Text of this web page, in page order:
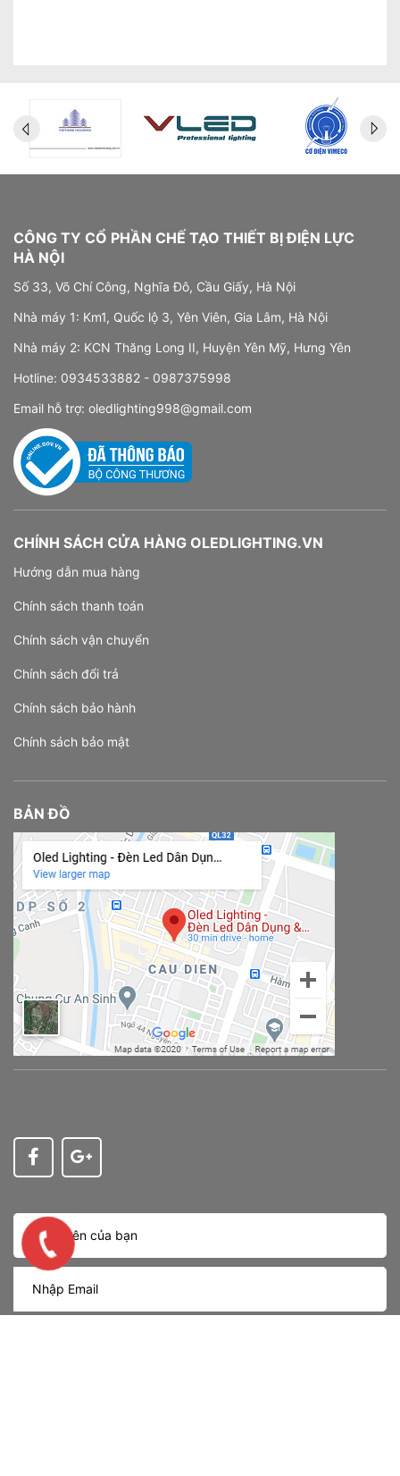
CÔNG TY CỔ PHẦN CHẾ TẠO THIẾT BỊ ĐIỆN LỰC
HÀ NỘI
Số 33, Võ Chí Công, Nghĩa Đô, Cầu Giấy, Hà Nội
Nhà máy 1: Km1, Quốc lộ 3, Yên Viên, Gia Lâm, Hà Nội
Nhà máy 2: KCN Thăng Long II, Huyện Yên Mỹ, Hưng Yên
Hotline: 0934533882 - 0987375998
Email hỗ trợ: oledlighting998@gmail.com
CHÍNH SÁCH CỬA HÀNG OLEDLIGHTING.VN
Hướng dẫn mua hàng
Chính sách thanh toán
Chính sách vận chuyển
Chính sách đổi trả
Chính sách bảo hành
Chính sách bảo mật
BẢN ĐỒ